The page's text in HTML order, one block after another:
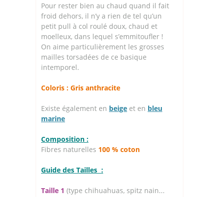
Pour rester bien au chaud quand il fait
froid dehors, il n’y a rien de tel qu’un
petit pull à col roulé doux, chaud et
moelleux, dans lequel s’emmitoufler !
On aime particulièrement les grosses
mailles torsadées de ce basique
intemporel.
Coloris : Gris anthracite
Existe également en beige et en bleu
marine
Composition :
Fibres naturelles 100 % coton
Guide des Tailles :
Taille 1 (type chihuahuas, spitz nain...